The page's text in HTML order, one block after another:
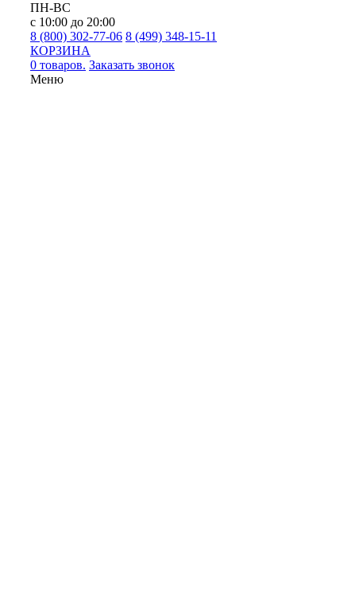
ПН-ВС
с 10:00 до 20:00
8 (800) 302-77-06 8 (499) 348-15-11
КОРЗИНА
0 товаров. Заказать звонок
Меню